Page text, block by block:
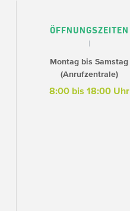
ÖFFNUNGSZEITEN
Montag bis Samstag
(Anrufzentrale)
8:00 bis 18:00 Uhr